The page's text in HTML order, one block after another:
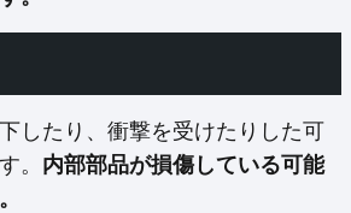
したり、衝撃を受けたりした可
。 内部部品が損傷している可能